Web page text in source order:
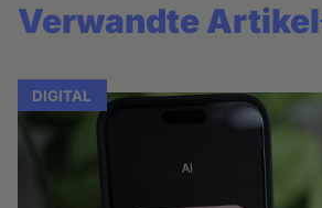
Verwandte Artikel
DIGITAL